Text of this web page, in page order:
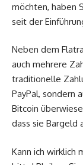
möchten, haben
seit der
Neben dem
auch mehrere
traditionelle
PayPal, sondern
Bitcoin
dass sie Bargeld
Kann ich wirklich